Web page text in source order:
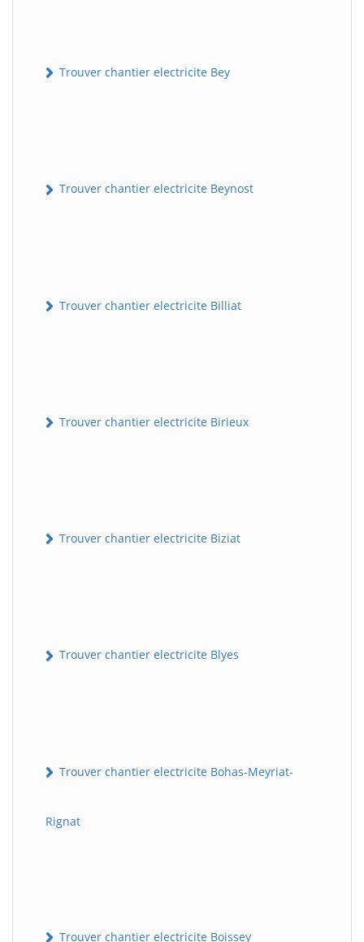
Trouver chantier electricite Bey
Trouver chantier electricite Beynost
Trouver chantier electricite Billiat
Trouver chantier electricite Birieux
Trouver chantier electricite Biziat
Trouver chantier electricite Blyes
Trouver chantier electricite Bohas-Meyriat-
Rignat
Trouver chantier electricite Boissey